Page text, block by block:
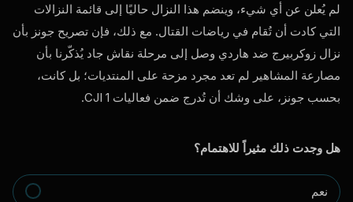
لم يُعلن عن أي شيء، وينضم هذا النزال حاليًا إلى قائمة النزالات
التي كادت أن تُقام في رياضات القتال. مع ذلك، فإن تصريح جونز بأن
نزال زوكربيرج ضد هاردي وصل إلى مرحلة نقاش جاد يُذكّرنا بأن
مصارعة المشاهير لم تعد مجرد مزحة على المنتديات؛ بل كانت،
بحسب جونز، على وشك أن تُدرج ضمن فعاليات CJI 1.
هل وجدت ذلك مثيراً للاهتمام؟
نعم